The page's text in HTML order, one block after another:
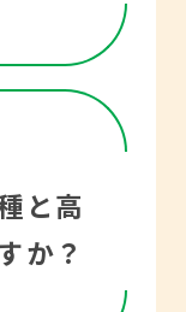
す
づく
気付
外出
しか
逆に
があ
補聴
傷め
機能
して
、品
。し
と高
か？